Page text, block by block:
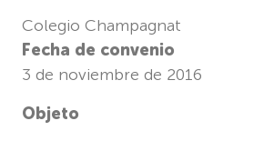
Colegio Champagnat
Fecha de convenio
3 de noviembre de 2016
Objeto